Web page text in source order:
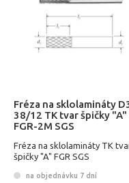
Fréza na sklolamináty
38/12 TK tvar špičky "A"
FGR-2M SGS
Fréza na sklolamináty TK
špičky "A" FGR SGS
na objednávku 7 dní